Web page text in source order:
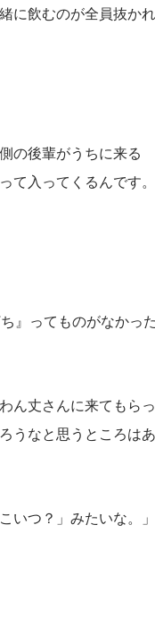
に飲むのが全員抜かれ
の後輩がうちに来る
入ってくるんです。
』ってものがなかった
ん丈さんに来てもらっ
うなと思うところはあ
いつ？」みたいな。」